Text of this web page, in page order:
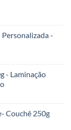
Personalizada -
- Laminação
Couchê 250g